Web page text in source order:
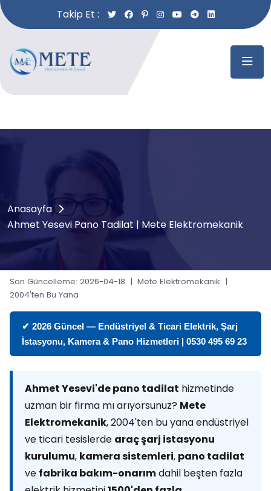
Takip Et :
Anasayfa
Ahmet Yesevi Pano Tadilat | Mete Elektromekanik
Son Güncelleme: 2026-04-18 | Mete Elektromekanik |
2004'ten Bu Yana
✔ 2026 Güncel — Endüstriyel & Ticari Elektrik, Şarj
İstasyonu, Kamera & Pano Hizmetleri | 0530 495 69 23
Ahmet Yesevi'de pano tadilat hizmetinde
uzman bir firma mı arıyorsunuz? Mete
Elektromekanik, 2004'ten bu yana endüstriyel
ve ticari tesislerde araç şarj istasyonu
kurulumu, kamera sistemleri, pano tadilat
ve fabrika bakım-onarımdahil beşten fazla